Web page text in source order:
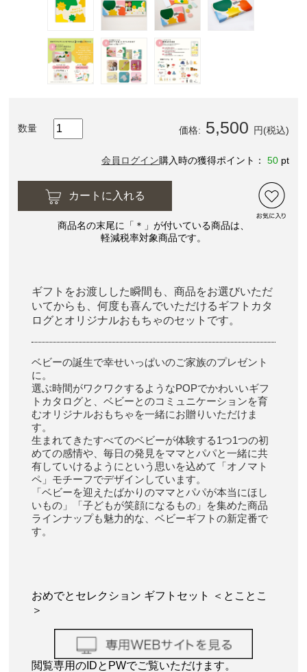
数量 価格: 5,500 円(税込)
会員ログイン購入時の獲得ポイント： 50 pt
カートに入れる
商品名の末尾に「＊」が付いている商品は、
軽減税率対象商品です。
ギフトをお渡しした瞬間も、商品をお選びいただ
いてからも、何度も喜んでいただけるギフトカタ
ログとオリジナルおもちゃのセットです。
ベビーの誕生で幸せいっぱいのご家族のプレゼント
に。
選ぶ時間がワクワクするようなPOPでかわいいギフ
トカタログと、ベビーとのコミュニケーションを育
むオリジナルおもちゃを一緒にお贈りいただけま
す。
生まれてきたすべてのベビーが体験する1つ1つの初
めての感情や、毎日の発見をママとパパと一緒に共
有していけるようにという思いを込めて「オノマト
ペ」モチーフでデザインしています。
「ベビーを迎えたばかりのママとパパが本当にほし
いもの」「子どもが笑顔になるもの」を集めた商品
ラインナップも魅力的な、ベビーギフトの新定番で
す。
おめでとセレクション ギフトセット ＜とことこ
＞
閲覧専用のIDとPWでご覧いただけます。